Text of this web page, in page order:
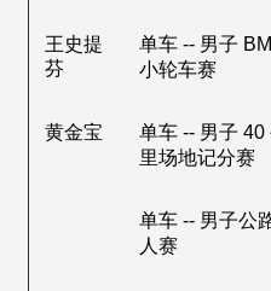
王史提
芬
单车 -- 男子
小轮车赛
黄金宝 单车 -- 男子 40
里场地记分赛
单车 -- 男子公
人赛